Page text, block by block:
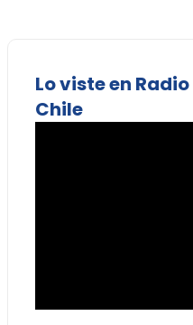
Lo viste en
Chile